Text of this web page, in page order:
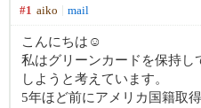
#1 aiko mail
こんにちは☺️
私はグリーンカードを保持
しようと考えています。
5年ほど前にアメリカ国籍取